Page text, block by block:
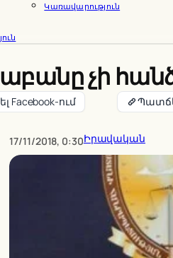
Կառավարություն
չի
Facebook-ում
17/11/2018, 0:30Իրավական